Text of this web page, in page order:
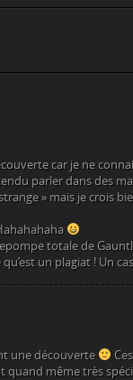
car je ne
parler dans des
» mais je crois
totale de
un plagiat ! Un
une découverte
quand même très